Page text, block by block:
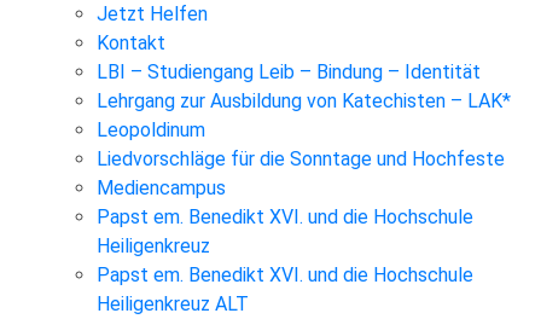
Jetzt Helfen
Kontakt
LBI – Studiengang Leib – Bindung – Identität
Lehrgang zur Ausbildung von Katechisten – LAK*
Leopoldinum
Liedvorschläge für die Sonntage und Hochfeste
Mediencampus
Papst em. Benedikt XVI. und die Hochschule
Heiligenkreuz
Papst em. Benedikt XVI. und die Hochschule
Heiligenkreuz ALT